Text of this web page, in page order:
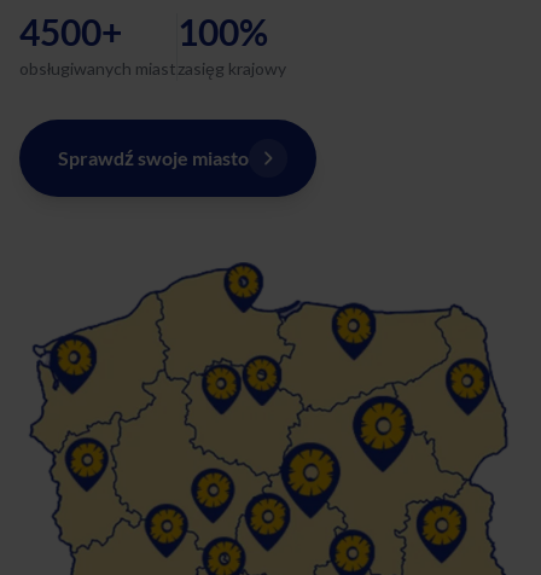
4500+
obsługiwanych miast
100%
zasięg krajowy
Sprawdź swoje miasto